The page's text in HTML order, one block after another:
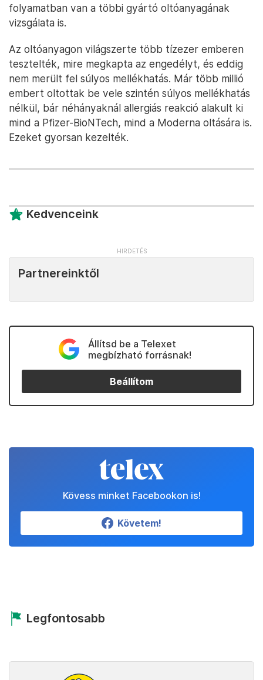
folyamatban van a többi gyártó oltóanyagának
vizsgálata is.
Az oltóanyagon világszerte több tízezer emberen
tesztelték, mire megkapta az engedélyt, és eddig
nem merült fel súlyos mellékhatás. Már több millió
embert oltottak be vele szintén súlyos mellékhatás
nélkül, bár néhányaknál allergiás reakció alakult ki
mind a Pfizer-BioNTech, mind a Moderna oltására is.
Ezeket gyorsan kezelték.
Kedvenceink
Partnereinktől
Állítsd be a Telexet
megbízható forrásnak!
Beállítom
Kövess minket Facebookon is!
Követem!
Legfontosabb